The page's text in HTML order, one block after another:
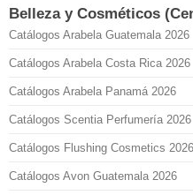
Belleza y Cosméticos
Catálogos Arabela Guatemala 2026
Catálogos Arabela Costa Rica 2026
Catálogos Arabela Panamá 2026
Catálogos Scentia Perfumería 2026
Catálogos Flushing Cosmetics 2026
Catálogos Avon Guatemala 2026